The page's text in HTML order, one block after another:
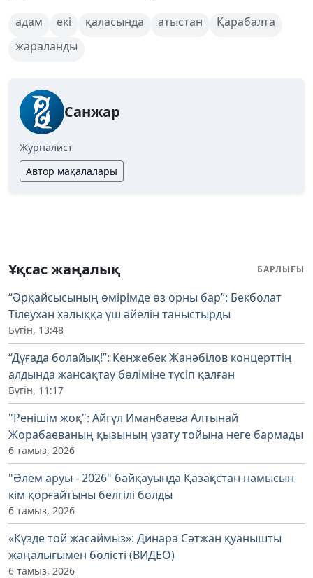
адам екі қаласында атыстан
Қарабалта
жараланды
Санжар
Журналист
Автор мақалалары
Ұқсас жаңалық БАРЛЫҒЫ
“Әрқайсысының өмірімде өз орны бар”: Бекболат
Тілеухан халыққа үш әйелін таныстырды
Бүгін, 13:48
“Дұғада болайық!”: Кенжебек Жанәбілов концерттің
алдында жансақтау бөліміне түсіп қалған
Бүгін, 11:17
"Ренішім жоқ": Айгүл Иманбаева Алтынай
Жорабаеваның қызының ұзату тойына неге бармады
6 тамыз, 2026
"Әлем аруы - 2026" байқауында Қазақстан намысын
кім қорғайтыны белгілі болды
6 тамыз, 2026
«Күзде той жасаймыз»: Динара Сәтжан қуанышты
жаңалығымен бөлісті (ВИДЕО)
6 тамыз, 2026